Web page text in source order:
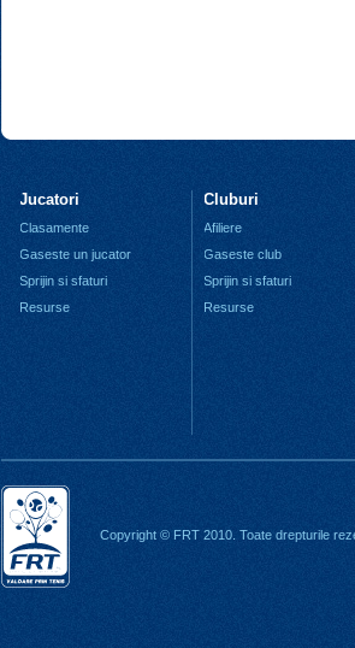
Jucatori
Clasamente
Gaseste un jucator
Sprijin si sfaturi
Resurse
Cluburi
Afiliere
Gaseste club
Sprijin si sfaturi
Resurse
Copyright © FRT 2010. Toate drepturile